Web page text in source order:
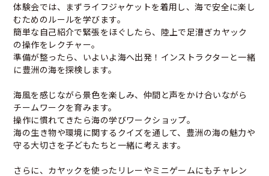
体験会では、まずライフジャケットを着用し、海で安全に楽し
むためのルールを学びます。
簡単な自己紹介で緊張をほぐしたら、陸上で足漕ぎカヤック
の操作をレクチャー。
準備が整ったら、いよいよ海へ出発！インストラクターと一緒
に豊洲の海を探検します。
海風を感じながら景色を楽しみ、仲間と声をかけ合いながら
チームワークを育みます。
操作に慣れてきたら海の学びワークショップ。
海の生き物や環境に関するクイズを通して、豊洲の海の魅力や
守る大切さを子どもたちと一緒に考えます。
さらに、カヤックを使ったリレーやミニゲームにもチャレン